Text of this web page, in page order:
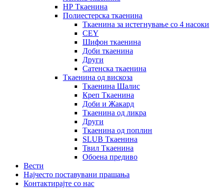
НР Ткаенина
Полиестерска ткаенина
Ткаенина за истегнување со 4 насоки
CEY
Шифон ткаенина
Доби ткаенина
Други
Сатенска ткаенина
Ткаенина од вискоза
Ткаенина Шалис
Креп Ткаенина
Доби и Жакард
Ткаенина од ликра
Други
Ткаенина од поплин
SLUB Ткаенина
Твил Ткаенина
Обоена предиво
Вести
Најчесто поставувани прашања
Контактирајте со нас